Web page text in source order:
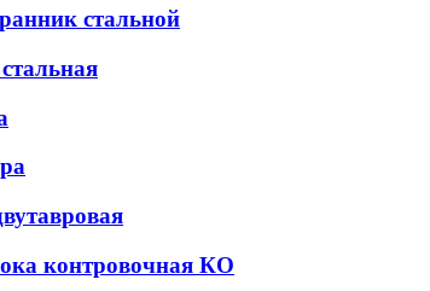
стальной
контровочная КО